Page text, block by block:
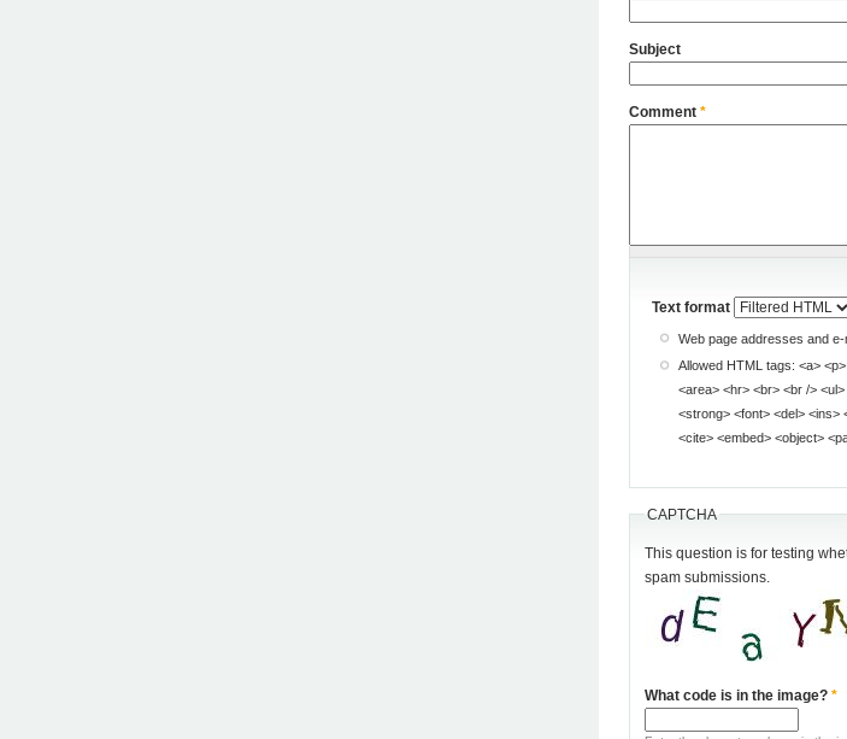
Subject
Comment *
Text format
Web page addresses and
Allowed HTML tags: <a> <p> <span> <div> <h1> <h2> <h3> <h4> <h5> <h6> <img> <map>
<area> <hr> <br> <br /> <ul> <ol> <li> <dl> <dt> <dd> <table> <tr> <td> <em> <b> <u> <i>
<strong> <font> <del> <ins> <sub> <sup> <quote> <blockquote> <pre> <address> <code>
<cite> <embed> <object>
CAPTCHA
This question is for testing
spam submissions.
What code is in the image?*